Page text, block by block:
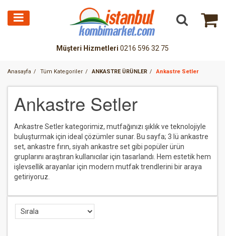
Müşteri Hizmetleri 0216 596 32 75
Anasayfa Tüm Kategoriler ANKASTRE ÜRÜNLER Ankastre Setler
Ankastre Setler
Ankastre Setler kategorimiz, mutfağınızı şıklık ve teknolojiyle
buluşturmak için ideal çözümler sunar. Bu sayfa; 3 lü ankastre
set, ankastre fırın, siyah ankastre set gibi popüler ürün
gruplarını araştıran kullanıcılar için tasarlandı. Hem estetik hem
işlevsellik arayanlar için modern mutfak trendlerini bir araya
getiriyoruz.